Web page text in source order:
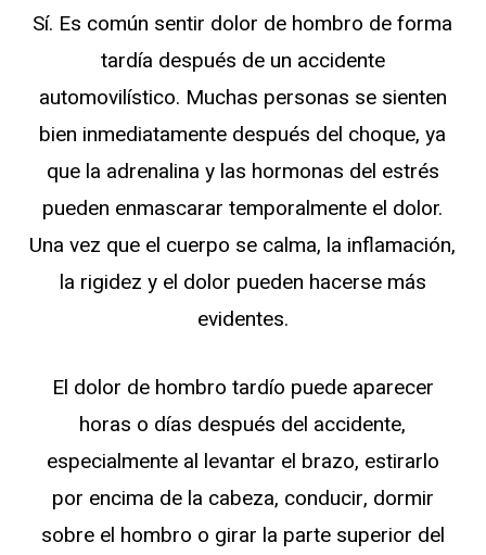
Sí. Es común sentir dolor de hombro de forma
tardía después de un accidente
automovilístico. Muchas personas se sienten
bien inmediatamente después del choque, ya
que la adrenalina y las hormonas del estrés
pueden enmascarar temporalmente el dolor.
Una vez que el cuerpo se calma, la inflamación,
la rigidez y el dolor pueden hacerse más
evidentes.
El dolor de hombro tardío puede aparecer
horas o días después del accidente,
especialmente al levantar el brazo, estirarlo
por encima de la cabeza, conducir, dormir
sobre el hombro o girar la parte superior del